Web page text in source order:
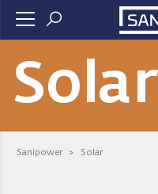
Solar
Sanipower > Solar